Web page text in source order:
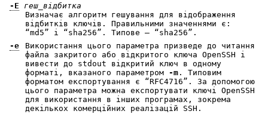
-E
геш_відбитка
Визначає алгоритм гешування для відображення
відбитків ключів. Правильними значеннями є:
“md5” і “sha256”. Типове — “sha256”.
-e
Використання цього параметра призведе до читання
файла закритого або відкритого ключа OpenSSH і
вивести до stdout відкритий ключ в одному
форматі, вказаного параметром -m . Типовим
форматом експортування є “RFC4716”. За допомогою
цього параметра можна експортувати ключі OpenSSH
для використання в інших програмах, зокрема
декількох комерційних реалізацій SSH.